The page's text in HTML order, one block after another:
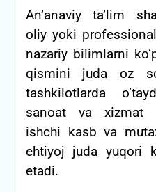
An’anaviy ta’lim
oliy yoki
nazariy bilimlarni
qismini juda oz
tashkilotlarda
sanoat va xizmat
ishchi kasb va
ehtiyoj juda yuqori
etadi.